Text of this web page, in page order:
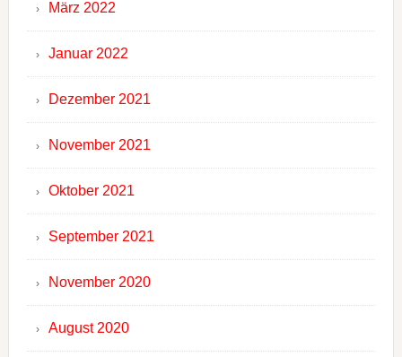
März 2022
Januar 2022
Dezember 2021
November 2021
Oktober 2021
September 2021
November 2020
August 2020